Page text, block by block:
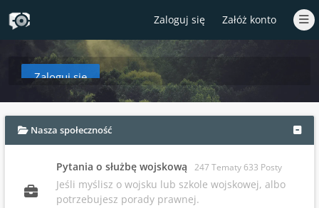
Zaloguj się Załóż konto
Zaloguj się
aby zobaczyć w tym miejscu podsumowanie najnowszych wpisów od
Nasza społeczność
Pytania o służbę wojskową 247 Tematy 633 Posty
Jeśli myślisz o wojsku lub szkole wojskowej, albo
potrzebujesz porady prawnej.